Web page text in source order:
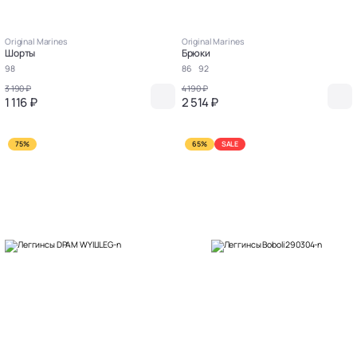
Original Marines
Шорты
98
3 190 ₽
1 116 ₽
Original Marines
Брюки
86
92
4 190 ₽
2 514 ₽
75% 65% SALE